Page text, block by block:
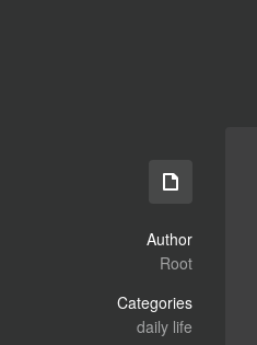
Author
Root
Categories
daily life